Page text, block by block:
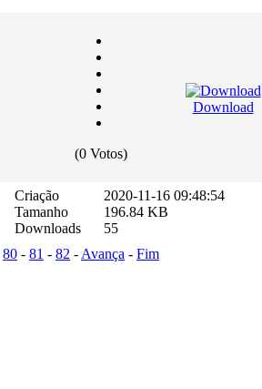
(0 Votos)
Download
Criação
Tamanho
Downloads
2020-11-16 09:48:54
196.84 KB
55
80 - 81 - 82 -Avança - Fim